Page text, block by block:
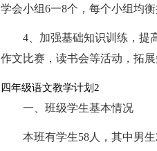
学会小组6一8个，每个小组均衡
4、加强基础知识训练，提
作文比赛，读书会等活动，拓展
四年级语文教学计划2
一、班级学生基本情况
本班有学生58人，其中男